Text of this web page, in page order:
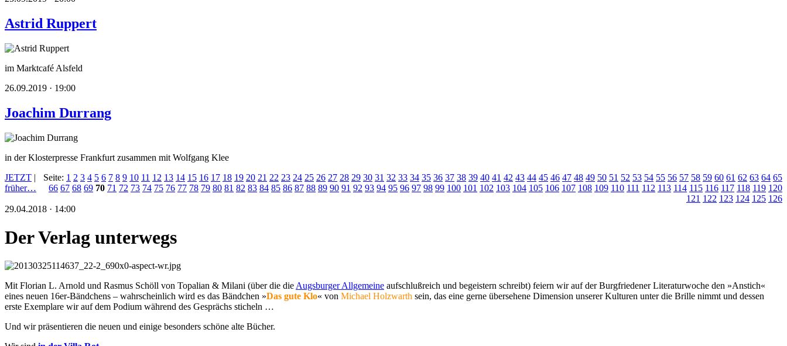
Astrid Ruppert
im Marktcafé Alsfeld
26.09.2019 · 19:00
Joachim Durrang
in der Klosterpresse Frankfurt zusammen mit Wolfgang Klee
JETZT |
früher…
Seite: 1 2 3 4 5 6 7 8 9 10 11 12 13 14 15 16 17 18 19 20 21 22 23 24 25 26 27 28 29 30 31 32 33 34 35 36 37 38 39 40 41 42 43 44 45 46 47 48 49 50 51 52 53 54 55 56 57 58 59 60 61 62 63 64 65
66 67 68 69 70 71 72 73 74 75 76 77 78 79 80 81 82 83 84 85 86 87 88 89 90 91 92 93 94 95 96 97 98 99 100 101 102 103 104 105 106 107 108 109 110 111 112 113 114 115 116 117 118 119 120
121 122 123 124 125 126
29.04.2018 · 14:00
Der Verlag unterwegs
Mit Florian L. Arnold und Rasmus Schöll von Topalian & Milani (über die dieAugsburger Allgemeine aufschlußreich und begeistern schreibt) feiern wir auf der Burgfriedener Literaturwoche den »Anstich«
eines neuen 16er-Bändchens – wahrscheinlich wird es das Bändchen »Das gute Klo« von Michael Holzwarth sein, das eine gerne übersehene Dimension unserer Kulturen unter die Brille nimmt und dessen
erste Exemplare wir auf dem Podium während des Gesprächs sticheln …
Und wir präsentieren die neuen und einige besonders schöne alte Bücher.